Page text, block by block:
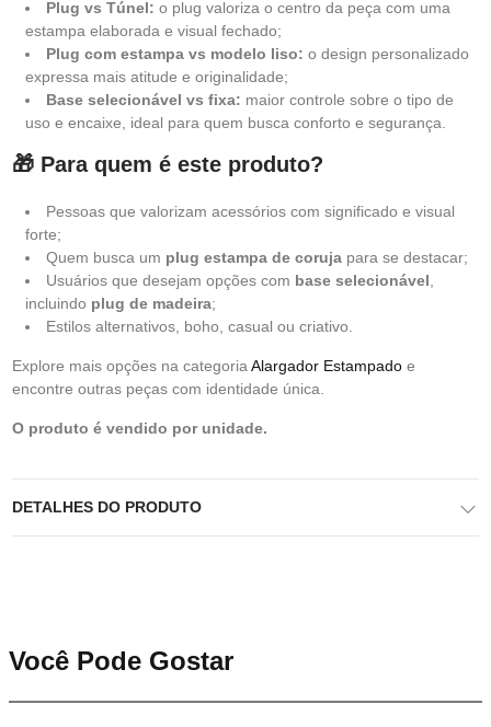
Plug vs Túnel: o plug valoriza o centro da peça com uma
estampa elaborada e visual fechado;
Plug com estampa vs modelo liso: o design personalizado
expressa mais atitude e originalidade;
Base selecionável vs fixa: maior controle sobre o tipo de
uso e encaixe, ideal para quem busca conforto e segurança.
🎁 Para quem é este produto?
Pessoas que valorizam acessórios com significado e visual
forte;
Quem busca um plug estampa de coruja para se destacar;
Usuários que desejam opções com base selecionável
incluindo plug de madeira;
Estilos alternativos, boho, casual ou criativo.
Explore mais opções na categoria Alargador Estampado e
encontre outras peças com identidade única.
O produto é vendido por unidade.
DETALHES DO PRODUTO
Você Pode Gostar